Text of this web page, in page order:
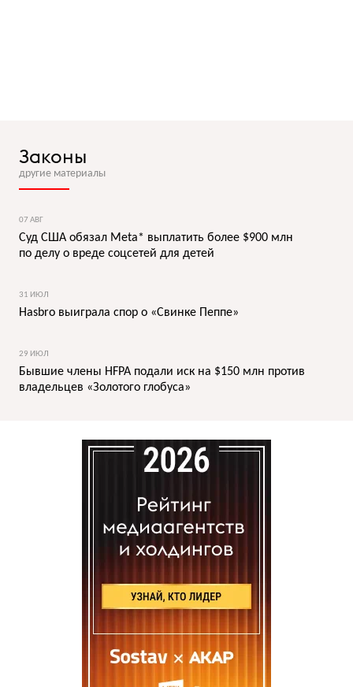
Законы
другие материалы
07 АВГ
Суд США обязал Meta* выплатить более $900 млн
по делу о вреде соцсетей для детей
31 ИЮЛ
Hasbro выиграла спор о «Свинке Пеппе»
29 ИЮЛ
Бывшие члены HFPA подали иск на $150 млн против
владельцев «Золотого глобуса»